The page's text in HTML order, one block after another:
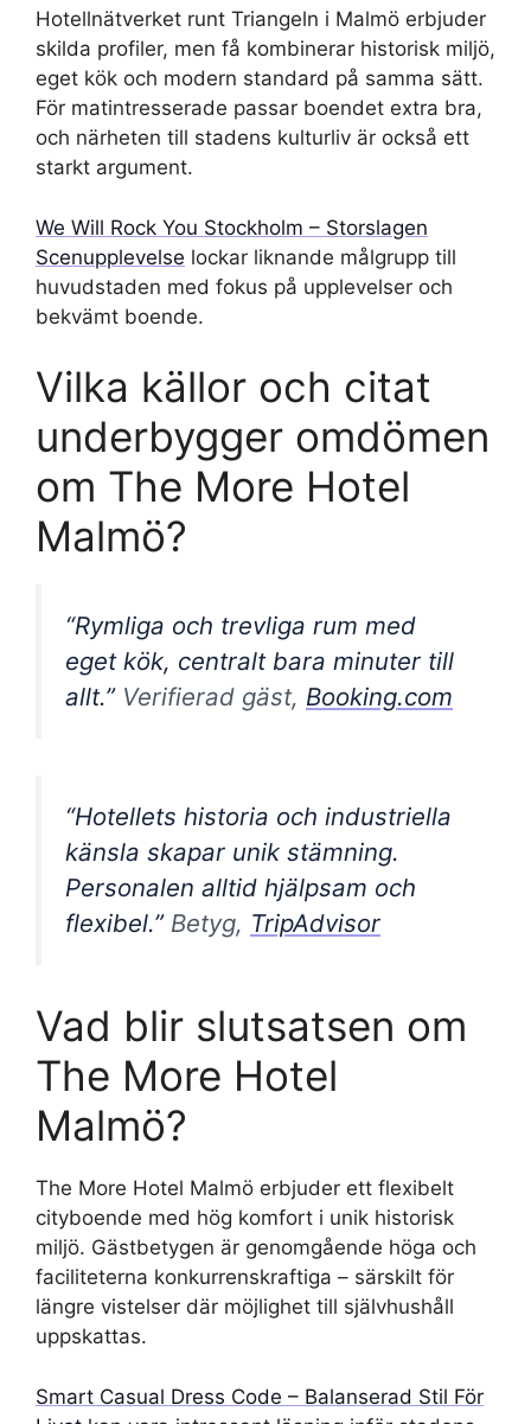
Hotellnätverket runt Triangeln i Malmö erbjuder
skilda profiler, men få kombinerar historisk miljö,
eget kök och modern standard på samma sätt.
För matintresserade passar boendet extra bra,
och närheten till stadens kulturliv är också ett
starkt argument.
We Will Rock You Stockholm – Storslagen
Scenupplevelse lockar liknande målgrupp till
huvudstaden med fokus på upplevelser och
bekvämt boende.
Vilka källor och citat
underbygger omdömen
om The More Hotel
Malmö?
“Rymliga och trevliga rum med
eget kök, centralt bara minuter till
allt.” Verifierad gäst, Booking.com
“Hotellets historia och industriella
känsla skapar unik stämning.
Personalen alltid hjälpsam och
flexibel.” Betyg, TripAdvisor
Vad blir slutsatsen om
The More Hotel
Malmö?
The More Hotel Malmö erbjuder ett flexibelt
cityboende med hög komfort i unik historisk
miljö. Gästbetygen är genomgående höga och
faciliteterna konkurrenskraftiga – särskilt för
längre vistelser där möjlighet till självhushåll
uppskattas.
Smart Casual Dress Code – Balanserad Stil För